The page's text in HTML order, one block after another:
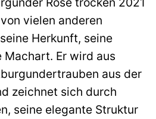
vielen anderen
Herkunft, seine
Machart. Er wird aus
aus der
zeichnet sich durch
seine elegante Struktur